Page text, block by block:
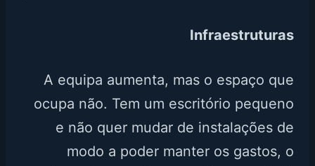
Infraestruturas
A equipa aumenta, mas o espaço que
ocupa não. Tem um escritório pequeno
e não quer mudar de instalações de
modo a poder manter os gastos, o